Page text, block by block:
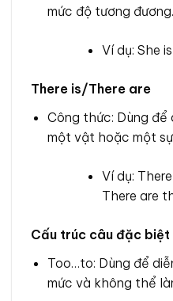
mức độ tương đương.
Ví dụ: She
There is/There are
Công thức: Dùng
một vật hoặc một
Ví dụ:
There are
Cấu trúc câu đặc biệt
Too…to: Dùng để
mức và không thể